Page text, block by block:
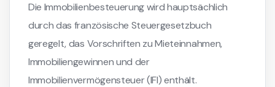
Die Immobilienbesteuerung wird hauptsächlich
durch das französische Steuergesetzbuch
geregelt, das Vorschriften zu Mieteinnahmen,
Immobiliengewinnen und der
Immobilienvermögensteuer (IFI) enthält.